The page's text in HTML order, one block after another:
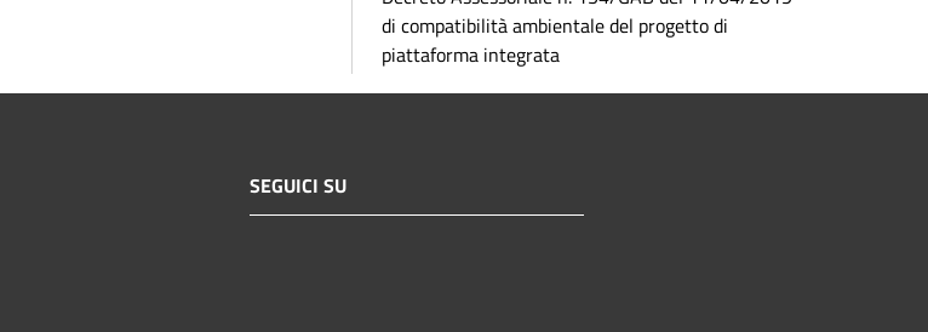
di compatibilità ambientale del progetto di
piattaforma integrata
SEGUICI SU